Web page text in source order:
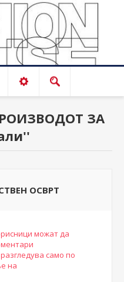
ЗА
ОСВРТ
можат да
само по
на